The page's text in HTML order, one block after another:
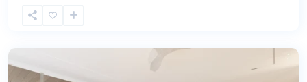
Лагуна,